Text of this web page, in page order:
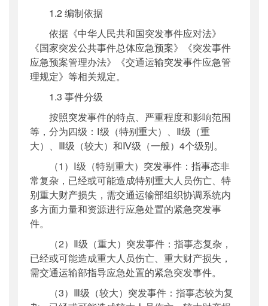
1.2 编制依据
依据《中华人民共和国突发事件应对法》
《国家突发公共事件总体应急预案》《突发事件
应急预案管理办法》《交通运输突发事件应急管
理规定》等相关规定。
1.3 事件分级
按照突发事件的特点、严重程度和影响范围
等，分为四级：Ⅰ级（特别重大）、Ⅱ级（重
大）、Ⅲ级（较大）和Ⅳ级（一般）4个级别。
（1）Ⅰ级（特别重大）突发事件：指事态非
常复杂，已经或可能造成特别重大人员伤亡、特
别重大财产损失，需交通运输部组织协调系统内
多方面力量和资源进行应急处置的紧急突发事
件。
（2）Ⅱ级（重大）突发事件：指事态复杂，
已经或可能造成重大人员伤亡、重大财产损失，
需交通运输部指导应急处置的紧急突发事件。
（3）Ⅲ级（较大）突发事件：指事态较为复